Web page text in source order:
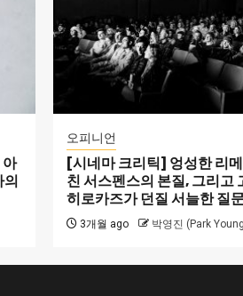
의
오피니언
[시네마 크리틱] 엉성한 리
친 서스펜스의 본질, 그리고
히로카즈가 던질 서늘한 질
3개월 ago 박영진 (Park